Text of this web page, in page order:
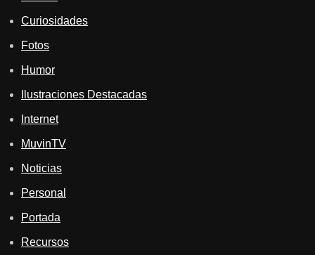
Curiosidades
Fotos
Humor
Ilustraciones Destacadas
Internet
MuvinTV
Noticias
Personal
Portada
Recursos